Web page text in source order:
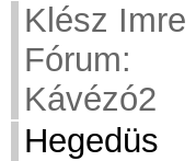
Klész Imre
Fórum:
Kávézó2
Hegedüs